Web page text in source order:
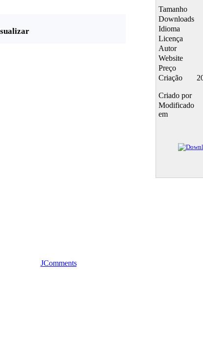
Tamanho
Downloads
Idioma
Licença
Autor
Website
Preço
Criação
Criado por
Modificado
em
JComments